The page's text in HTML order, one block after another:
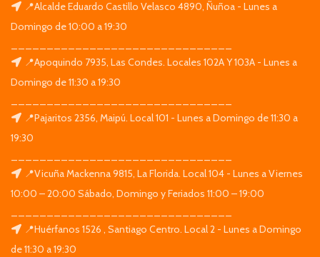
📍Alcalde Eduardo Castillo Velasco 4890, Ñuñoa - Lunes a
Domingo de 10:00 a 19:30
📍Apoquindo 7935, Las Condes. Locales 102A Y 103A - Lunes a
Domingo de 11:30 a 19:30
📍Pajaritos 2356, Maipú. Local 101 - Lunes a Domingo de 11:30 a
19:30
📍Vicuña Mackenna 9815, La Florida. Local 104 - Lunes a Viernes
10:00 – 20:00 Sábado, Domingo y Feriados 11:00 – 19:00
📍Huérfanos 1526 , Santiago Centro. Local 2 - Lunes a Domingo
de 11:30 a 19:30